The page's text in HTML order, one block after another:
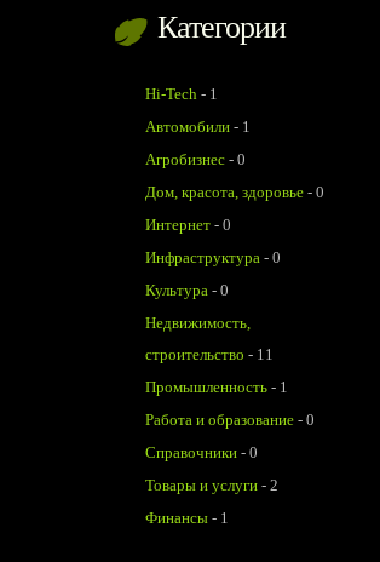
Категории
Hi-Tech - 1
Автомобили - 1
Агробизнес - 0
Дом, красота, здоровье - 0
Интернет - 0
Инфраструктура - 0
Культура - 0
Недвижимость,
строительство - 11
Промышленность - 1
Работа и образование - 0
Справочники - 0
Товары и услуги - 2
Финансы - 1